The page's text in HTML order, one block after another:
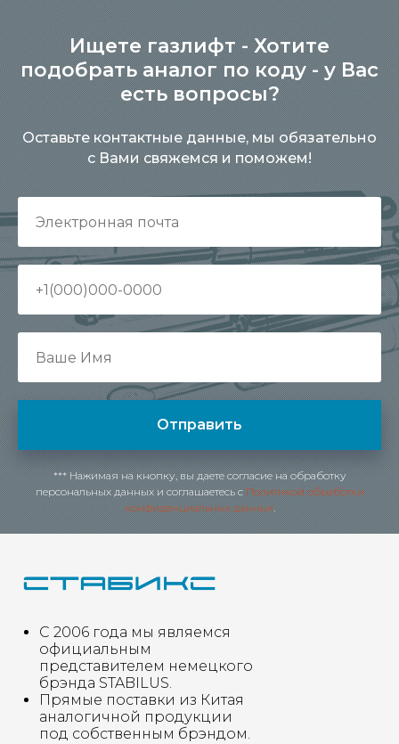
Ищете газлифт - Хотите
подобрать аналог по коду - у Вас
есть вопросы?
Оставьте контактные данные, мы обязательно
с Вами свяжемся и поможем!
Отправить
*** Нажимая на кнопку, вы даете согласие на обработку
персональных данных и соглашаетесь c Политикой обработки
конфиденциальных данных.
С 2006 года мы являемся
официальным
представителем немецкого
брэнда STABILUS.
Прямые поставки из Китая
аналогичной продукции
под собственным брэндом.